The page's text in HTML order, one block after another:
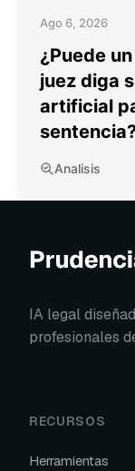
Ago 6, 2026
¿Puede
juez diga
artificial
Analisis
IA legal
profesionales
RECURSOS
Herramientas